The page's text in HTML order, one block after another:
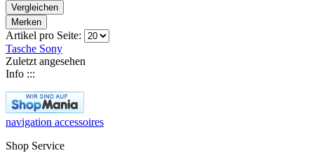
Vergleichen
Merken
Artikel pro Seite:
Tasche Sony
Zuletzt angesehen
Info :::
navigation accessoires
Shop Service